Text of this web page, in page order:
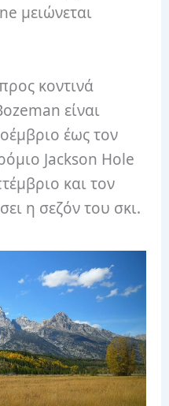
μειώνεται
κοντινά
είναι
έως τον
Jackson Hole
και τον
η σεζόν του σκι.